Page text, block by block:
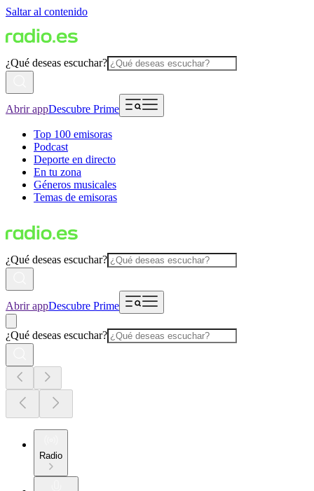
Saltar al contenido
¿Qué deseas escuchar?
Abrir appDescubre Prime
Top 100 emisoras
Podcast
Deporte en directo
En tu zona
Géneros musicales
Temas de emisoras
¿Qué deseas escuchar?
Abrir appDescubre Prime
¿Qué deseas escuchar?
Radio